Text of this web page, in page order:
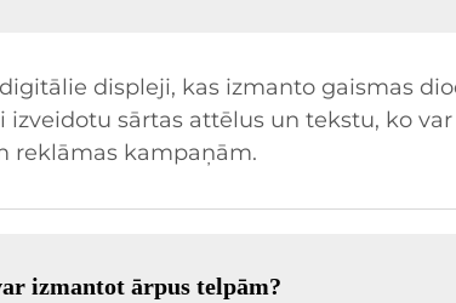
displeji, kas izmanto gaismas
izveidotu sārtas attēlus un tekstu, ko
reklāmas kampaņām.
izmantot ārpus telpām?